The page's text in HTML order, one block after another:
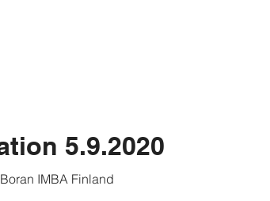
5.9.2020
IMBA Finland